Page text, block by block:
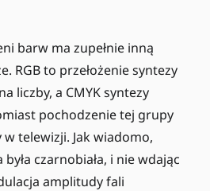
barw ma zupełnie inną
RGB to przełożenie syntezy
liczby, a CMYK syntezy
pochodzenie tej grupy
telewizji. Jak wiadomo,
czarnobiała, i nie wdając
amplitudy fali